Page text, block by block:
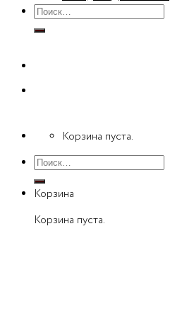
Искать:
Корзина пуста.
Искать:
Корзина
Корзина пуста.